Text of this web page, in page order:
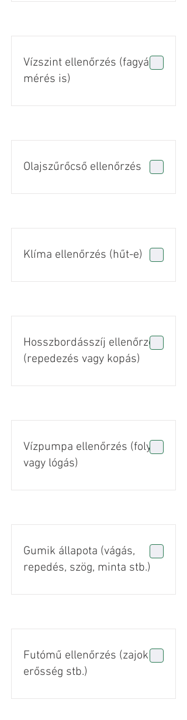
Vízszint ellenőrzés (fagyálló
mérés is)
Olajszűrőcső ellenőrzés
Klíma ellenőrzés (hűt-e)
Hosszbordásszíj ellenőrzés
(repedezés vagy kopás)
Vízpumpa ellenőrzés (folyás
vagy lógás)
Gumik állapota (vágás,
repedés, szög, minta stb.)
Futómű ellenőrzés (zajok +
erősség stb.)